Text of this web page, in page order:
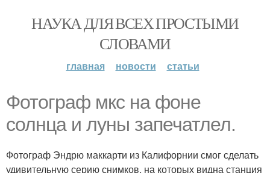
НАУКА ДЛЯ ВСЕХ ПРОСТЫМИ
СЛОВАМИ
главная новости статьи
Фотограф мкс на фоне
солнца и луны запечатлел.
Фотограф Эндрю маккарти из Калифорнии смог сделать
удивительную серию снимков, на которых видна станция